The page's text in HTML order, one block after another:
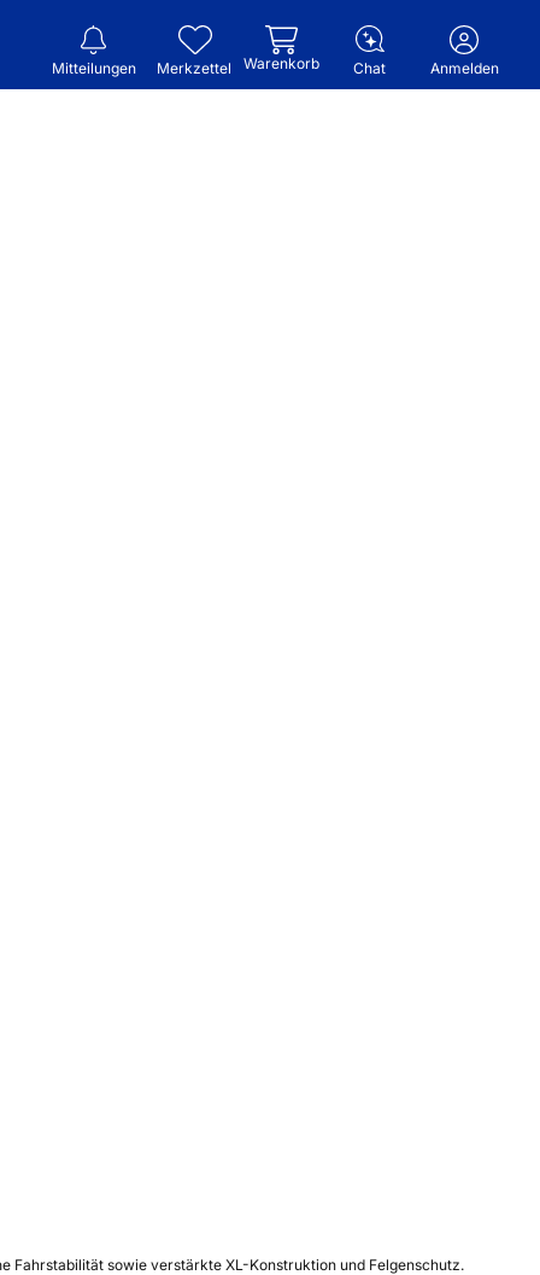
Mitteilungen Merkzettel Warenkorb Chat Anmelden
Fahrstabilität sowie verstärkte XL-Konstruktion und Felgenschutz.